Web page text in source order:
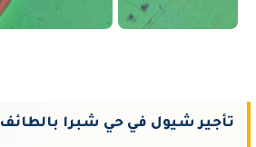
تأجير شيول في حي شبرا بالطائف